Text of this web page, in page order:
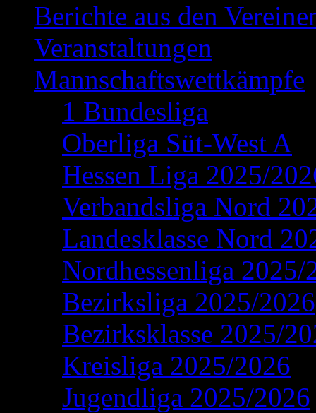
Berichte aus den
Veranstaltungen
Mannschaftswettkämpfe
1 Bundesliga
Oberliga Süt-West A
Hessen Liga 2025/
Verbandsliga Nord
Landesklasse Nord
Nordhessenliga 2025/
Bezirksliga 2025/2026
Bezirksklasse 2025/
Kreisliga 2025/2026
Jugendliga 2025/2026